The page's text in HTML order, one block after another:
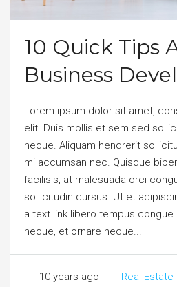
10 Quick Tips
Business
Lorem ipsum dolor sit amet,
elit. Duis mollis et sem sed
neque. Aliquam hendrerit
mi accumsan nec. Quisque
facilisis, at malesuada orci
sollicitudin cursus. Ut et
a text link libero tempus
neque, et ornare neque...
10 years ago Real Estate